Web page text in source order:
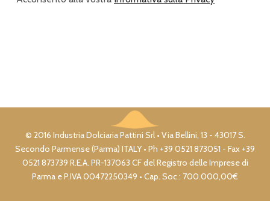
© 2016 Industria Dolciaria Pattini Srl • Via Bellini, 13 - 43017 S.
Secondo Parmense (Parma) ITALY • Ph +39 0521 873051 - Fax +39
0521 873739 R.E.A. PR-137063 CF del Registro delle Imprese di
Parma e P.IVA 00472250349 • Cap. Soc.: 700.000,00€